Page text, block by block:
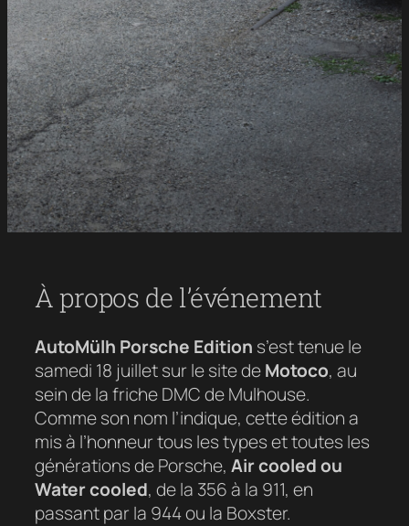
À propos de l’événement
AutoMülh Porsche Edition s’est tenue le
samedi 18 juillet sur le site deMotoco, au
sein de la friche DMC de Mulhouse.
Comme son nom l’indique, cette édition a
mis à l’honneur tous les types et toutes les
générations de Porsche, Air cooled ou
Water cooled, de la 356 à la 911, en
passant par la 944 ou la Boxster.